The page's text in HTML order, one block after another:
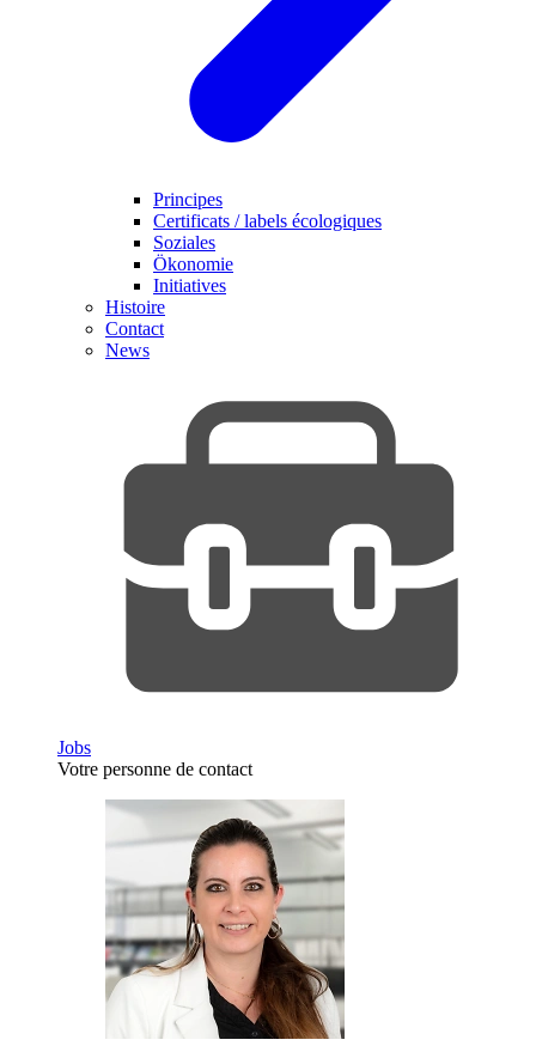
Principes
Certificats / labels écologiques
Soziales
Ökonomie
Initiatives
Histoire
Contact
News
Jobs
Votre personne de contact